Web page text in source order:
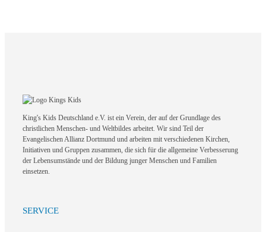
King's Kids Deutschland e.V. ist ein Verein, der auf der Grundlage des
christlichen Menschen- und Weltbildes arbeitet. Wir sind Teil der
Evangelischen Allianz Dortmund und arbeiten mit verschiedenen Kirchen,
Initiativen und Gruppen zusammen, die sich für die allgemeine Verbesserung
der Lebensumstände und der Bildung junger Menschen und Familien
einsetzen.
SERVICE